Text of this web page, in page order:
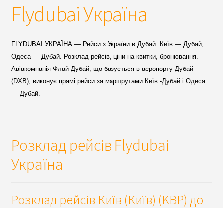
Flydubai Україна
FLYDUBAI УКРАЇНА — Рейси з України в Дубай: Київ — Дубай,
Одеса — Дубай. Розклад рейсів, ціни на квитки, бронювання.
Авіакомпанія Флай Дубай, що базується в аеропорту Дубай
(DXB), виконує прямі рейси за маршрутами Київ -Дубай і Одеса
— Дубай.
Розклад рейсів Flydubai
Україна
Розклад рейсів Київ (Київ) (KBP) до